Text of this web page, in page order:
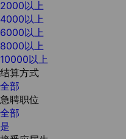
2000以上
4000以上
6000以上
8000以上
10000以上
结算方式
全部
急聘职位
全部
是